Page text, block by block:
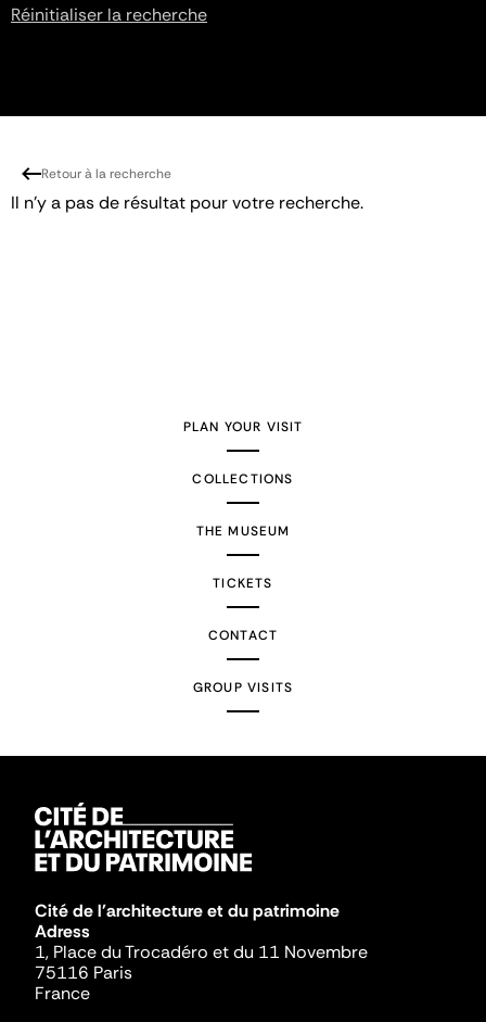
Réinitialiser la recherche
Retour à la recherche
Il n'y a pas de résultat pour votre recherche.
PLAN YOUR VISIT
COLLECTIONS
THE MUSEUM
TICKETS
CONTACT
GROUP VISITS
Cité de l'architecture et du patrimoine
Adress
1, Place du Trocadéro et du 11 Novembre
75116 Paris
France